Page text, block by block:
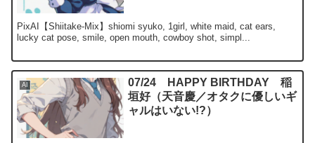
PixAI【Shiitake-Mix】shiomi syuko, 1girl, white maid, cat ears,
lucky cat pose, smile, open mouth, cowboy shot, simpl...
AI
07/24 HAPPY BIRTHDAY 稲
垣好（天音慶／オタクに優しいギ
ャルはいない!?）